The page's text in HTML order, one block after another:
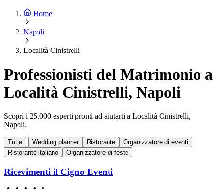
Home
Napoli
Località Cinistrelli
Professionisti del Matrimonio a
Località Cinistrelli, Napoli
Scopri i 25.000 esperti pronti ad aiutarti a Località Cinistrelli,
Napoli.
Tutte Wedding planner Ristorante
Organizzatore di eventi
Ristorante italiano
Organizzatore di feste
Ricevimenti il Cigno Eventi